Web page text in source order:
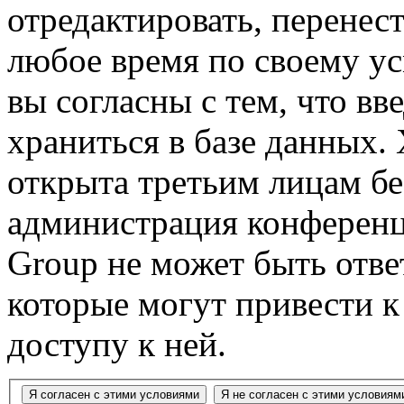
отредактировать,
любое время по своему
вы согласны с тем, что
храниться в базе
открыта третьим лицам
администрация
Group не может быть
которые могут привести
доступу к ней.